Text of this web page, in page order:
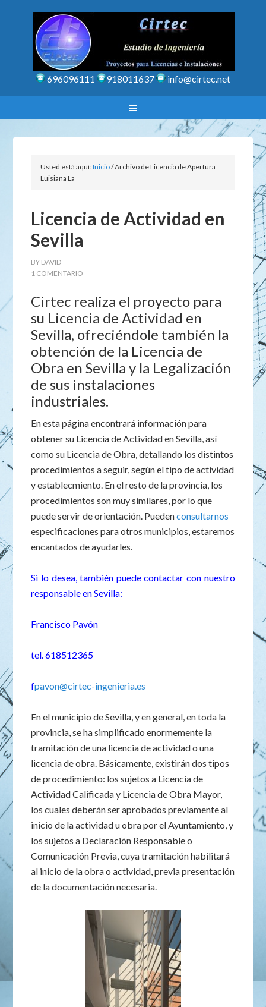
696096111 918011637 info@cirtec.net
Usted está aquí:Inicio/Archivo de Licencia de Apertura
Luisiana La
Licencia de Actividad en
Sevilla
BY DAVID
1 COMENTARIO
Cirtec realiza el proyecto para
su Licencia de Actividad en
Sevilla, ofreciéndole también la
obtención de la Licencia de
Obra en Sevilla y la Legalización
de sus instalaciones
industriales.
En esta página encontrará información para
obtener su Licencia de Actividad en Sevilla, así
como su Licencia de Obra, detallando los distintos
procedimientos a seguir, según el tipo de actividad
y establecmiento. En el resto de la provincia, los
procedimientos son muy similares, por lo que
puede servir de orientación. Puedenconsultarnos
especificaciones para otros municipios, estaremos
encantados de ayudarles.
Si lo desea, también puede contactar con nuestro
responsable en Sevilla:
Francisco Pavón
tel. 618512365
fpavon@cirtec-ingenieria.es
En el municipio de Sevilla, y en general, en toda la
provincia, se ha simplificado enormemente la
tramitación de una licencia de actividad o una
licencia de obra. Básicamente, existirán dos tipos
de procedimiento: los sujetos a Licencia de
Actividad Calificada y Licencia de Obra Mayor,
los cuales deberán ser aprobados previamente al
inicio de la actividad u obra por el Ayuntamiento, y
los sujetos a Declaración Responsable o
Comunicación Previa, cuya tramitación habilitará
al inicio de la obra o actividad, previa presentación
de la documentación necesaria.